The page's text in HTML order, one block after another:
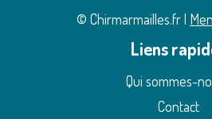
© Chirmarmailles.fr |
Liens
Qui sommes-
Contact